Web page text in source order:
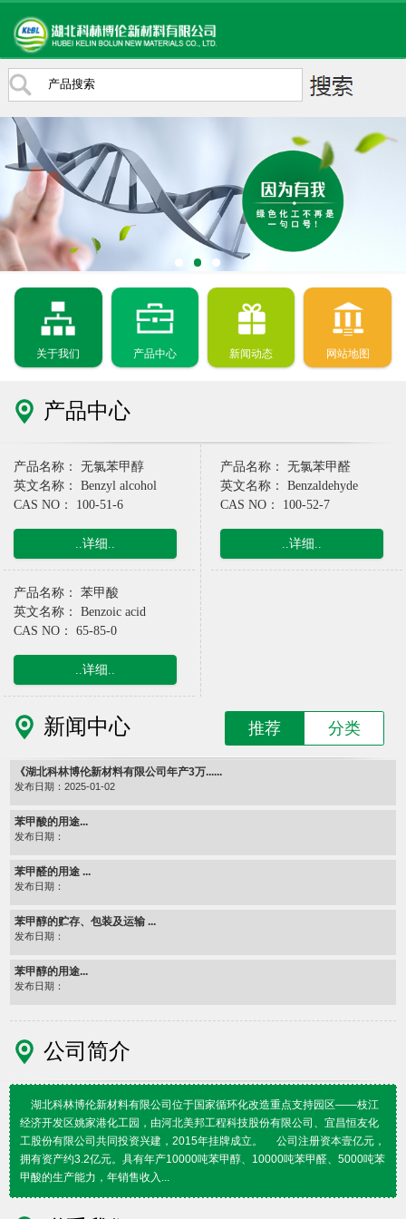
关于我们 产品中心 新闻动态 网站地图
产品中心
产品名称： 无氯苯甲醇
英文名称： Benzyl alcohol
CAS NO： 100-51-6
..详细..
产品名称： 无氯苯甲醛
英文名称： Benzaldehyde
CAS NO： 100-52-7
..详细..
产品名称： 苯甲酸
英文名称： Benzoic acid
CAS NO： 65-85-0
..详细..
新闻中心 推荐 分类
《湖北科林博伦新材料有限公司年产3万......
发布日期：2025-01-02
苯甲酸的用途...
发布日期：
苯甲醛的用途 ...
发布日期：
苯甲醇的贮存、包装及运输 ...
发布日期：
苯甲醇的用途...
发布日期：
公司简介
湖北科林博伦新材料有限公司位于国家循环化改造重点支持园区——枝江
经济开发区姚家港化工园，由河北美邦工程科技股份有限公司、宜昌恒友化
工股份有限公司共同投资兴建，2015年挂牌成立。 公司注册资本壹亿元，
拥有资产约3.2亿元。具有年产10000吨苯甲醇、10000吨苯甲醛、5000吨苯
甲酸的生产能力，年销售收入...